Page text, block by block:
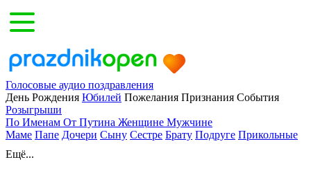
Голосовые аудио поздравления
День Рождения Юбилей Пожелания Признания События
Розыгрыши
По Именам От Путина Женщине Мужчине
Маме Папе Дочери Сыну Сестре Брату Подруге Прикольные
Ещё...